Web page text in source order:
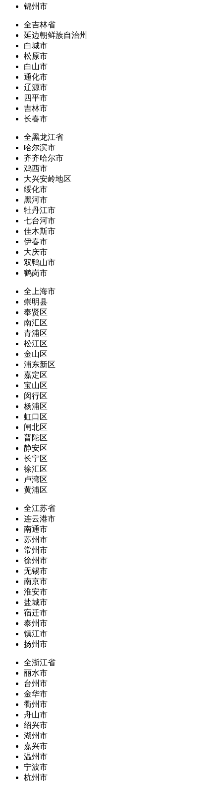
锦州市
全吉林省
延边朝鲜族自治州
白城市
松原市
白山市
通化市
辽源市
四平市
吉林市
长春市
全黑龙江省
哈尔滨市
齐齐哈尔市
鸡西市
大兴安岭地区
绥化市
黑河市
牡丹江市
七台河市
佳木斯市
伊春市
大庆市
双鸭山市
鹤岗市
全上海市
崇明县
奉贤区
南汇区
青浦区
松江区
金山区
浦东新区
嘉定区
宝山区
闵行区
杨浦区
虹口区
闸北区
普陀区
静安区
长宁区
徐汇区
卢湾区
黄浦区
全江苏省
连云港市
南通市
苏州市
常州市
徐州市
无锡市
南京市
淮安市
盐城市
宿迁市
泰州市
镇江市
扬州市
全浙江省
丽水市
台州市
金华市
衢州市
舟山市
绍兴市
湖州市
嘉兴市
温州市
宁波市
杭州市